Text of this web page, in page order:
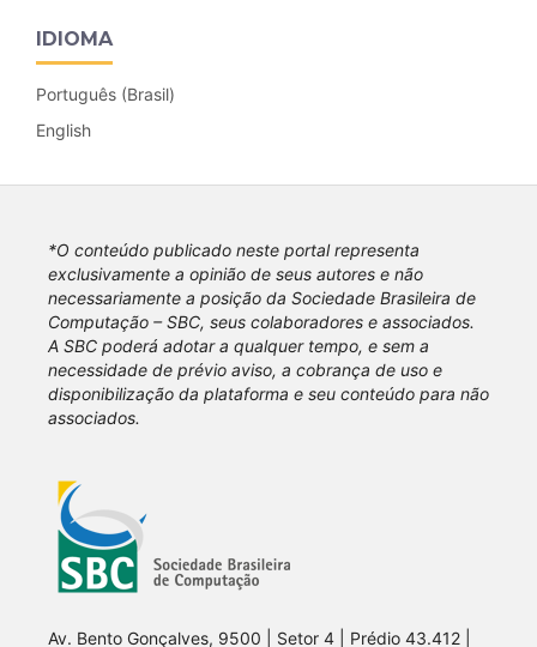
IDIOMA
Português (Brasil)
English
*O conteúdo publicado neste portal representa
exclusivamente a opinião de seus autores e não
necessariamente a posição da Sociedade Brasileira de
Computação – SBC, seus colaboradores e associados.
A SBC poderá adotar a qualquer tempo, e sem a
necessidade de prévio aviso, a cobrança de uso e
disponibilização da plataforma e seu conteúdo para não
associados.
Av. Bento Gonçalves, 9500 | Setor 4 | Prédio 43.412 |